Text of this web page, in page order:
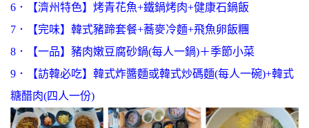
6．【濟州特色】烤青花魚+鐵鍋烤肉+健康石鍋飯
7．【完味】韓式豬蹄套餐+蕎麥冷麵+飛魚卵飯糰
8．【一品】豬肉嫩豆腐砂鍋(每人一鍋)＋季節小菜
9．【訪韓必吃】韓式炸醬麵或韓式炒碼麵(每人一碗)+韓式
糖醋肉(四人一份)